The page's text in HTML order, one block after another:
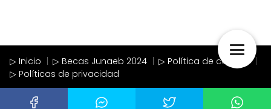
▷ Inicio ▷ Becas Junaeb 2024
▷ Política de cookies
▷ Políticas de privacidad